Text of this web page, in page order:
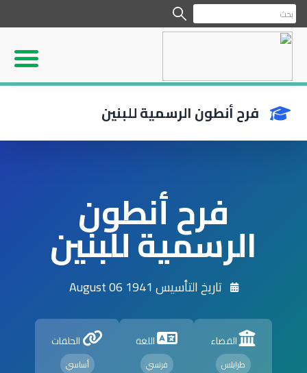
فرح أنطون الرسمية للبنين
فرح أنطون
الرسمية للبنين
تاريخ التأسيس 1941 August 06
القضاء
طرابلس
اللغة
فرنسي
الحلقات
أساسي